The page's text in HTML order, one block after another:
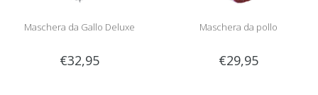
Maschera da Gallo Deluxe
€32,95
Maschera da pollo
€29,95